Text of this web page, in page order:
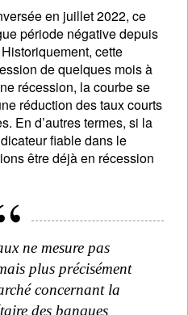
en juillet 2022, ce
période négative depuis
cette
de quelques mois à
récession, la courbe se
réduction des taux courts
En d’autres termes, si la
fiable dans le
être déjà en récession
ne mesure pas
plus précisément
concernant la
des banques